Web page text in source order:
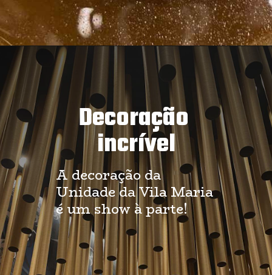
Decoração
incrível
A decoração da
Unidade da Vila Maria
é um show à parte!